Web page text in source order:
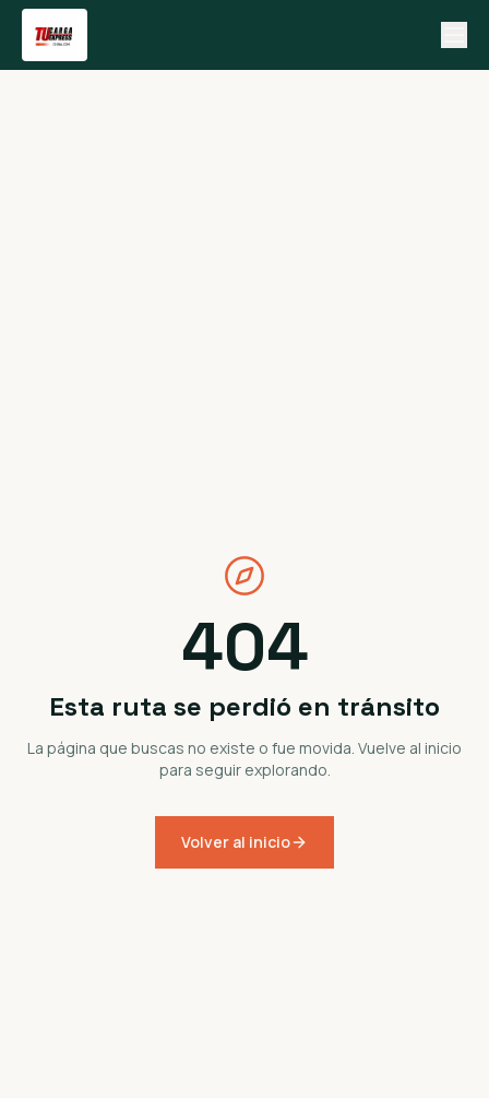
404
Esta ruta se perdió en tránsito
La página que buscas no existe o fue movida. Vuelve al inicio
para seguir explorando.
Volver al inicio